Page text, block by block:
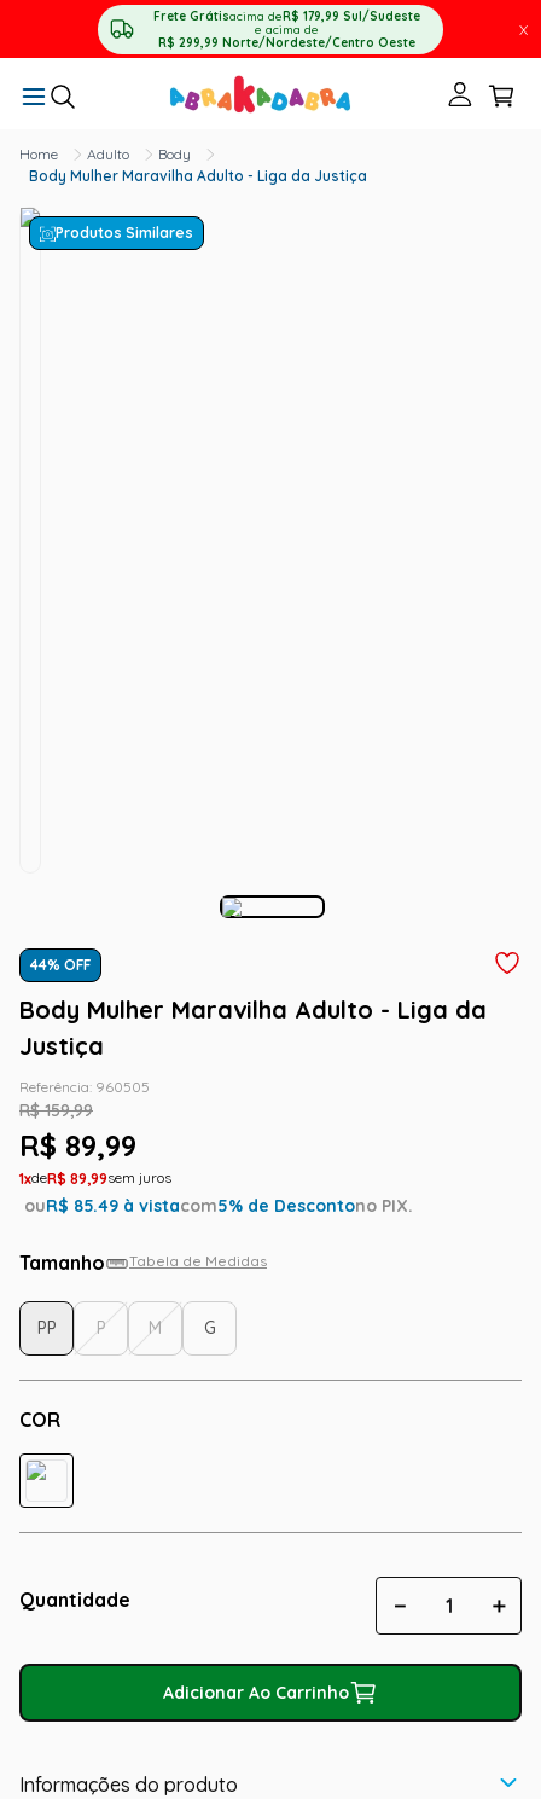
Frete Grátisacima deR$ 179,99 Sul/Sudeste
e acima de
R$ 299,99 Norte/Nordeste/Centro Oeste
X
Adulto
Body
Body Mulher Maravilha Adulto - Liga da Justiça
Produtos Similares
44% OFF
Body Mulher Maravilha Adulto - Liga da
Justiça
Referência: 960505
R$ 159,99
R$ 89,99
1 R$ 89,99
ouR$ 85.49 à vistacom5% de Descontono PIX.
Tamanho Tabela de Medidas
COR
PP P M G
Quantidade ＋
－
Adicionar Ao Carrinho
Informações do produto